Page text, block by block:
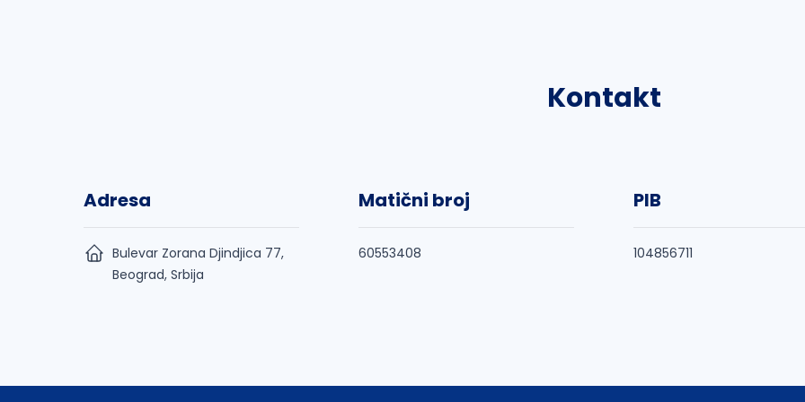
Kontakt
Adresa
Bulevar Zorana Djindjica 77,
Beograd, Srbija
Matični broj
60553408
PIB
104856711